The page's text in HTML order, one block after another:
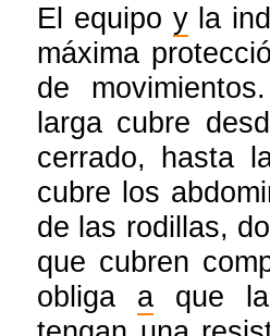
El equipo yla
máxima
de
larga cubre
cerrado, hasta
cubre los
de las rodillas,
que cubren
obliga a que